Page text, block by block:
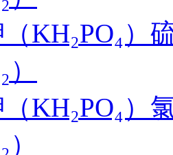
KH₂PO₄）
KH₂PO₄）